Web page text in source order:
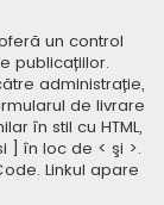
un control
publicațiilor.
administrație,
de livrare
în stil cu HTML,
] în loc de < şi >.
Linkul apare